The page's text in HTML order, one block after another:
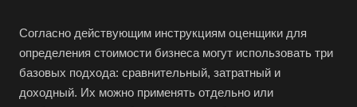
Согласно действующим инструкциям оценщики для
определения стоимости бизнеса могут использовать три
базовых подхода: сравнительный, затратный и
доходный. Их можно применять отдельно или
Благодарный
Богородицк
Боготол
Большой Камень